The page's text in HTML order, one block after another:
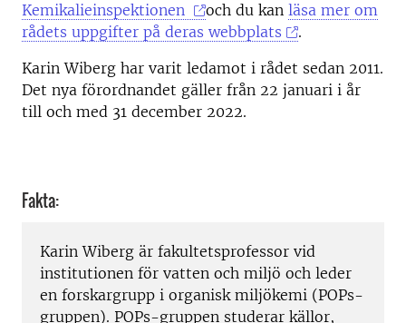
Kemikalieinspektionen
och du kanläsa mer om
rådets uppgifter på deras webbplats
.
Karin Wiberg har varit ledamot i rådet sedan 2011.
Det nya förordnandet gäller från 22 januari i år
till och med 31 december 2022.
Fakta:
Karin Wiberg är fakultetsprofessor vid
institutionen för vatten och miljö och leder
en forskargrupp i organisk miljökemi (POPs-
gruppen). POPs-gruppen studerar källor,